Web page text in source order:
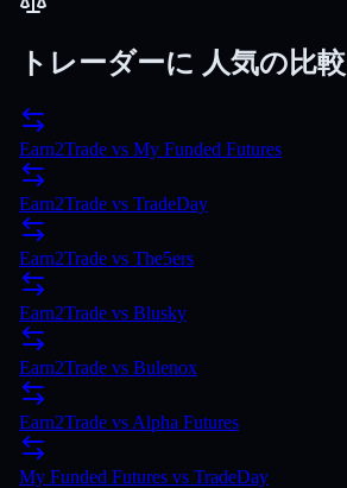
トレーダーに 人気の比較
Earn2Trade vs My Funded Futures
Earn2Trade vs TradeDay
Earn2Trade vs The5ers
Earn2Trade vs Blusky
Earn2Trade vs Bulenox
Earn2Trade vs Alpha Futures
My Funded Futures vs TradeDay